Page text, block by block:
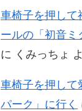
車椅子を押して
ールの「初音ミ
に くみっちょ
車椅子を押して
パーク」に行く